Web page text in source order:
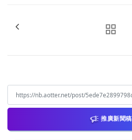
推廣新聞稿